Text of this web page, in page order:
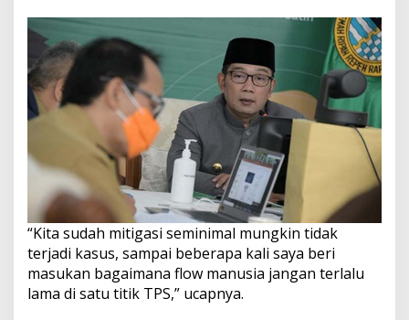
“Kita sudah mitigasi seminimal mungkin tidak
terjadi kasus, sampai beberapa kali saya beri
masukan bagaimana flow manusia jangan terlalu
lama di satu titik TPS,” ucapnya.